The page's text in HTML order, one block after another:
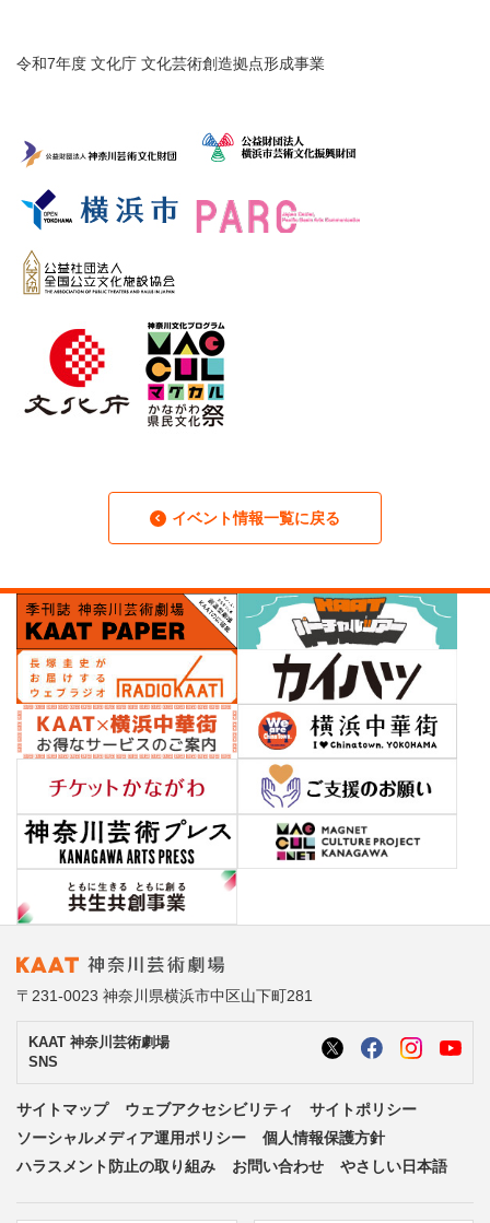
令和7年度 文化庁 文化芸術創造拠点形成事業
イベント情報一覧に戻る
〒231-0023 神奈川県横浜市中区山下町281
KAAT 神奈川芸術劇場
SNS
サイトマップ ウェブアクセシビリティ
サイトポリシー
ソーシャルメディア運用ポリシー
個人情報保護方針
ハラスメント防止の取り組み
お問い合わせ やさしい日本語